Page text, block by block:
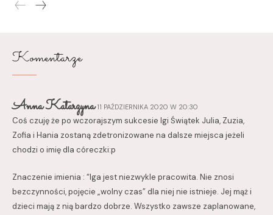
Komentarze
Anna Katarzyna 11 PAŹDZIERNIKA 2020 W 20:30
Coś czuję że po wczorajszym sukcesie Igi Świątek Julia, Zuzia,
Zofia i Hania zostaną zdetronizowane na dalsze miejsca jeżeli
chodzi o imię dla córeczki:p
Znaczenie imienia : “Iga jest niezwykle pracowita. Nie znosi
bezczynności, pojęcie „wolny czas” dla niej nie istnieje. Jej mąż i
dzieci mają z nią bardzo dobrze. Wszystko zawsze zaplanowane,